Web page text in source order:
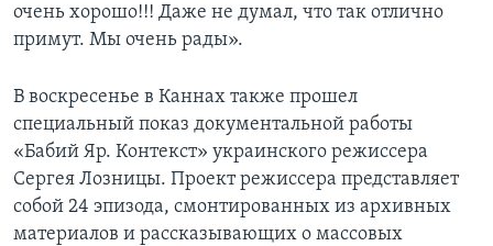
очень хорошо!!! Даже не думал, что так отлично
примут. Мы очень рады».
В воскресенье в Каннах также прошел
специальный показ документальной работы
«Бабий Яр. Контекст» украинского режиссера
Сергея Лозницы. Проект режиссера представляет
собой 24 эпизода, смонтированных из архивных
материалов и рассказывающих о массовых